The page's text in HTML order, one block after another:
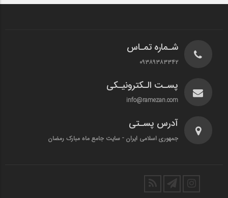
شـماره تمـاس
۰۹۳۸۹۳۸۳۳۴۲
پسـت الـکترونیـکی
info@ramezan.com
آدرس پسـتی
جمهوری اسلامی ایران - سایت جامع ماه مبارک رمضان